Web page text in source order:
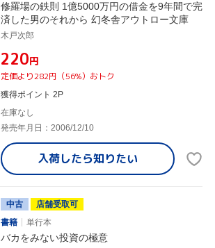
修羅場の鉄則 1億5000万円の借金を9年間で完
済した男のそれから 幻冬舎アウトロー文庫
木戸次郎
¥220円
定価より282円（56%）おトク
獲得ポイント 2P
在庫なし
発売年月日：2006/12/10
入荷したら知りたい
中古
店舗受取可
書籍
単行本
バカをみない投資の極意